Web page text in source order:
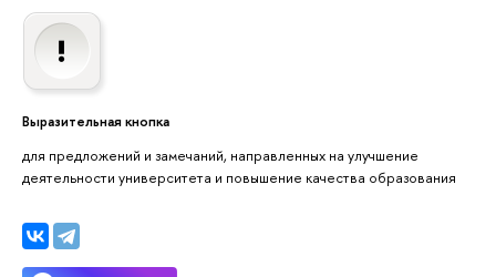
Выразительная кнопка
для предложений и замечаний, направленных на улучшение
деятельности университета и повышение качества образования